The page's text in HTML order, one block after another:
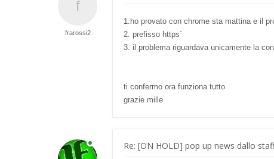
frarossi2
1.ho provato con chrome sta mattina e il
2. prefisso https`
3. il problema riguardava unicamente la
ti confermo ora funziona tutto
grazie mille
Re: [ON HOLD] pop up news dallo